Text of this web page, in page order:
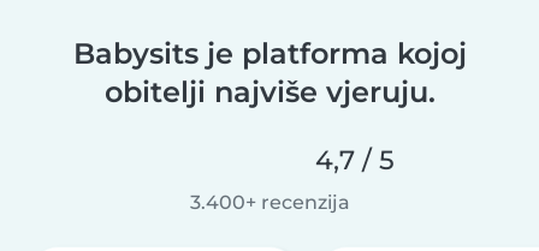
Babysits je platforma kojoj
obitelji najviše vjeruju.
4,7 / 5
3.400+ recenzija